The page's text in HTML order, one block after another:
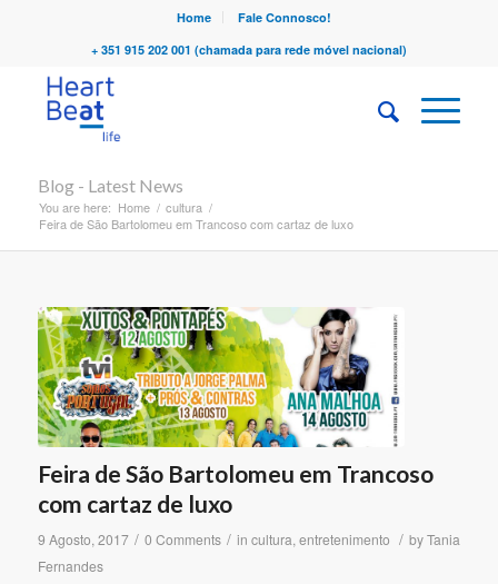
Home
Fale Connosco!
+ 351 915 202 001 (chamada para rede móvel nacional)
Blog - Latest News
You are here: Home / cultura /
Feira de São Bartolomeu em Trancoso com cartaz de luxo
Feira de São Bartolomeu em Trancoso
com cartaz de luxo
9 Agosto, 2017 / 0 Comments / in cultura, entretenimento / byTania
Fernandes